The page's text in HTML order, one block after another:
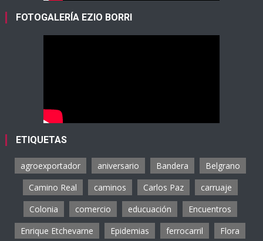
FOTOGALERÍA EZIO BORRI
ETIQUETAS
agroexportador aniversario Bandera
Belgrano
Camino Real
caminos Carlos Paz
carruaje
Colonia
comercio educuación
Encuentros
Enrique Etchevarne
Epidemias ferrocarril
Flora